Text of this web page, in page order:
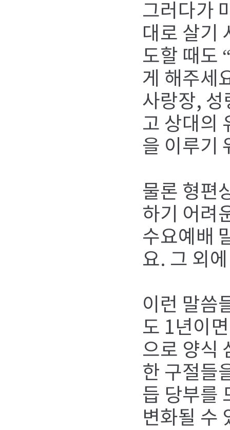
그러다가
대로 살기
도할 때도
게 해주세
사랑장, 성
고 상대의
을 이루기
물론 형편
하기 어려
수요예배
요. 그 외
이런 말씀
도 1년이
으로 양식
한 구절들
듭 당부를
변화될 수